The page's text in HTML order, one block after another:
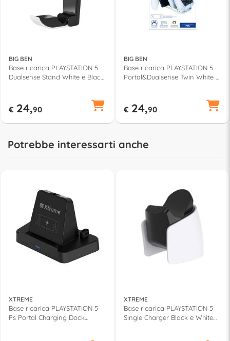
BIG BEN
Base ricarica PLAYSTATION 5
Dualsense Stand White e Black
€ 24,90
BIG BEN
Base ricarica PLAYSTATION 5
Portal&Dualsense Twin White e
€ 24,90
Potrebbe interessarti anche
XTREME
Base ricarica PLAYSTATION 5
Ps Portal Charging Dock
XTREME
Base ricarica PLAYSTATION 5
Single Charger Black e White